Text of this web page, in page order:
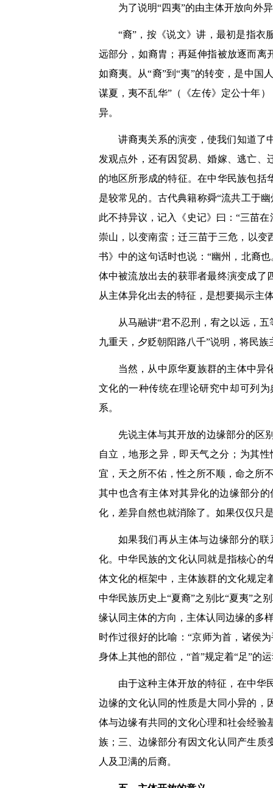
为了说明“四夷”的由主体开放向外
“裔”，按《说文》讲，最初是指衣
远部分，如裔胄；再延伸指被放逐而离
如裔夷。从“裔”到“夷”的转变，是中国
谋夏，夷不乱华”（《左传》定公十年
异。
讲裔夷关系的演变，使我们知道了
发观点外，还有因贸易、婚嫁、逃亡
的地区所形成的特征。在中华民族包
是较常见的。古代典籍称舜“流共工于
此不持异议，记入《史记》曰：“三苗
崇山，以变南蛮；迁三苗于三危，以
书》中的这句话时也说：“幽州，北裔
体中被流放出去的获罪者最终演变成了
从主体异化出去的特征，是想要揭示主
从马融讲“君不忍刑，宥之以远，
九重天，夕贬朝阳路八千”说明，将民
当然，从中原华夏族群的主体中异
文化的一种传统在理论研究中却可列
系。
先说主体与其开放的边缘部分的区
自立，地形之异，即天气之分；为其
宜，天之所不佑，性之所不顺，命之所
其中也含有主体对其异化的边缘部分
化，差异自然也就消除了。如果仅仅只
如果我们再从主体与边缘部分的
化。中华民族的文化认同就是指核心的
体文化的框架中，主体族群的文化规定
中华民族历史上“夏裔”之别比“夏夷”之
缘认同主体的方向，主体认同边缘的多
时作过很好的比喻：“京师为首，诸侯
身体上其他的部位，“首”规定着“足”的
由于这种主体开放的特征，在中华
边缘的文化认同的性质是大同小异的，
体与边缘有共同的文化心理和社会经验
族；三、边缘部分有因文化认同产生质
人及卫满的后裔。